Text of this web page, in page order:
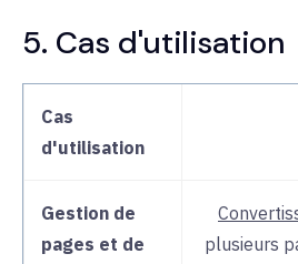
grâce
Administration
des licences
Gérer
5. Cas d'utilisation
Cas
d'utilisation
Gestion de
pages et de
plusieurs